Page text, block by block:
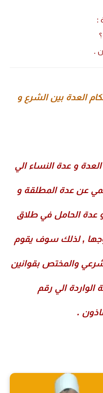
:
.
العدة بين الشرع و
و عدة النساء الي
عن عدة المطلقة و
و عدة الحامل في طلاق
, لذلك سوف يقوم
والمختص بقوانين
الواردة الي رقم
.